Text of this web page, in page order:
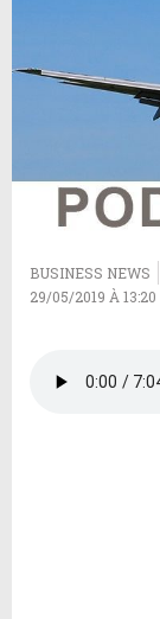
BUSINESS NEWS
29/05/2019 À 13:20